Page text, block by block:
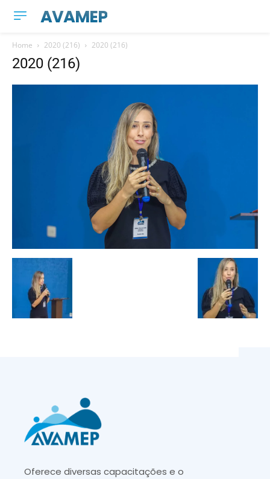
AVAMEP
Home 2020 (216) 2020 (216)
2020 (216)
Oferece diversas capacitações e o